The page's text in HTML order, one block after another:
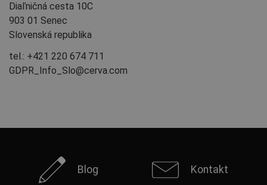
Diaľničná cesta 10C
903 01 Senec
Slovenská republika
tel.: +421 220 674 711
GDPR_Info_Slo@cerva.com
Blog Kontakt